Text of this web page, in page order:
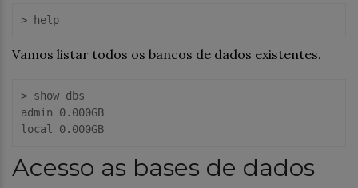
> help
Vamos listar todos os bancos de dados existentes.
> show dbs
admin 0.000GB
local 0.000GB
Acesso as bases de dados